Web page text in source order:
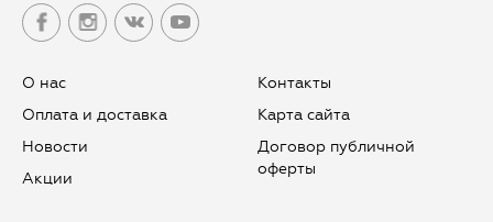
О нас
Оплата и доставка
Новости
Aкции
Контакты
Карта сайта
Договор публичной
оферты